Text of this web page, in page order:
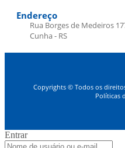
Endereço
Rua Borges de Medeiros
Cunha - RS
Copyrights © Todos os
Políticas
Entrar